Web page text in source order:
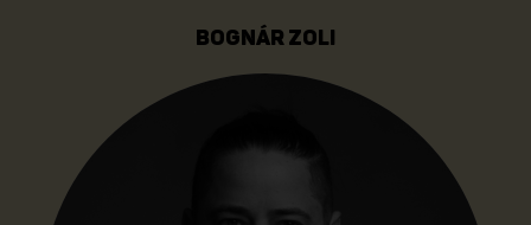
BOGNÁR ZOLI